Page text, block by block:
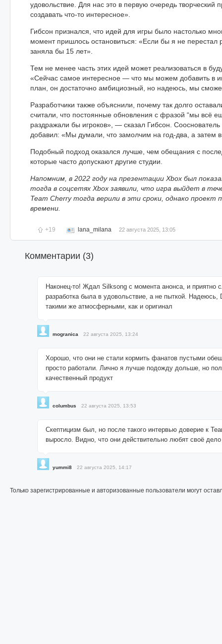
удовольствие. Для нас это в первую очередь творческий
создавать что-то интересное».
Гибсон признался, что идей для игры было настолько
момент пришлось остановиться: «Если бы я не перестал
заняла бы 15 лет».
Тем не менее часть этих идей может реализоваться в
«Сейчас самое интересное — что мы можем добавить в
план, он достаточно амбициозный, но надеюсь, мы
Разработчики также объяснили, почему так долго
считали, что постоянные обновления с фразой “мы всё
раздражали бы игроков», — сказал Гибсон.
добавил: «Мы думали, что замолчим на год-два, а затем
Подобный подход оказался лучше, чем обещания с
которые часто допускают другие студии.
Напомним, в 2022 году на презентации Xbox был
тогда в соцсетях Xbox заявили, что игра выйдет в
Team Cherry тогда верили в эти сроки, однако проект
времени.
+19 lana_milana 22 августа 2025, 13:05
Комментарии (3)
Наконец-то! Ждал Silksong с момента анонса, и приятно
разработка была в удовольствие, а не пыткой. Надеюсь,
такими же атмосферными, как и оригинал
mogranica 22 августа 2025, 13:24
Хорошо, что они не стали кормить фанатов пустыми
просто работали. Лично я лучше подожду дольше, но
качественный продукт
columbus 22 августа 2025, 13:53
Скептицизм был, но после такого интервью доверие к
выросло. Видно, что они действительно любят своё дело
yummi8 22 августа 2025, 14:17
Только зарегистрированные и авторизованные пользователи могут